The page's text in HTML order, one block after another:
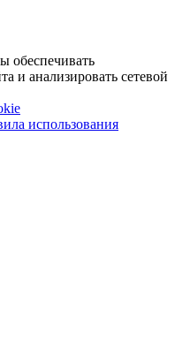
обеспечивать
и анализировать сетевой
использования